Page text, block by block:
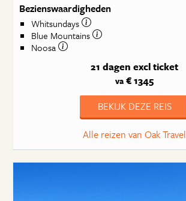
Bezienswaardigheden
Whitsundays
Blue Mountains
Noosa
21 dagen excl ticket
va € 1345
BEKIJK DEZE REIS
Alle reizen van Oak Travel